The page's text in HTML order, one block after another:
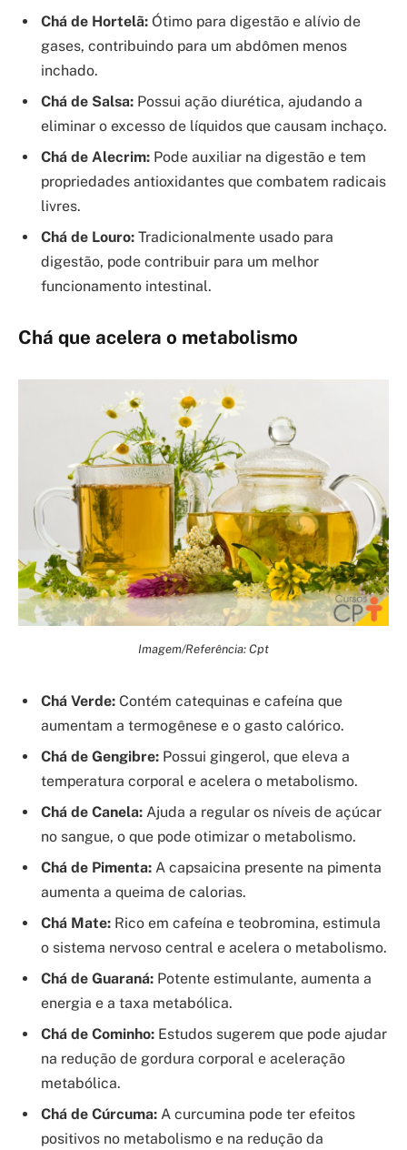
Chá de Hortelã: Ótimo para digestão e alívio de
gases, contribuindo para um abdômen menos
inchado.
Chá de Salsa: Possui ação diurética, ajudando a
eliminar o excesso de líquidos que causam inchaço.
Chá de Alecrim: Pode auxiliar na digestão e tem
propriedades antioxidantes que combatem radicais
livres.
Chá de Louro: Tradicionalmente usado para
digestão, pode contribuir para um melhor
funcionamento intestinal.
Chá que acelera o metabolismo
Imagem/Referência: Cpt
Chá Verde: Contém catequinas e cafeína que
aumentam a termogênese e o gasto calórico.
Chá de Gengibre: Possui gingerol, que eleva a
temperatura corporal e acelera o metabolismo.
Chá de Canela: Ajuda a regular os níveis de açúcar
no sangue, o que pode otimizar o metabolismo.
Chá de Pimenta: A capsaicina presente na pimenta
aumenta a queima de calorias.
Chá Mate: Rico em cafeína e teobromina, estimula
o sistema nervoso central e acelera o metabolismo.
Chá de Guaraná: Potente estimulante, aumenta a
energia e a taxa metabólica.
Chá de Cominho: Estudos sugerem que pode ajudar
na redução de gordura corporal e aceleração
metabólica.
Chá de Cúrcuma: A curcumina pode ter efeitos
positivos no metabolismo e na redução da